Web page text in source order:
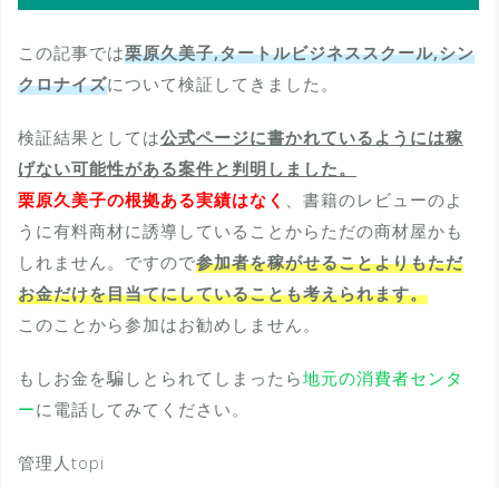
この記事では栗原久美子,タートルビジネススクール,シン
クロナイズについて検証してきました。
検証結果としては公式ページに書かれているようには稼
げない可能性がある案件と判明しました。
栗原久美子の根拠ある実績はなく
、書籍のレビューのよ
うに有料商材に誘導していることからただの商材屋かも
しれません。ですので参加者を稼がせることよりもただ
お金だけを目当てにしていることも考えられます。
このことから参加はお勧めしません。
もしお金を騙しとられてしまったら地元の消費者センタ
ーに電話してみてください。
管理人topi